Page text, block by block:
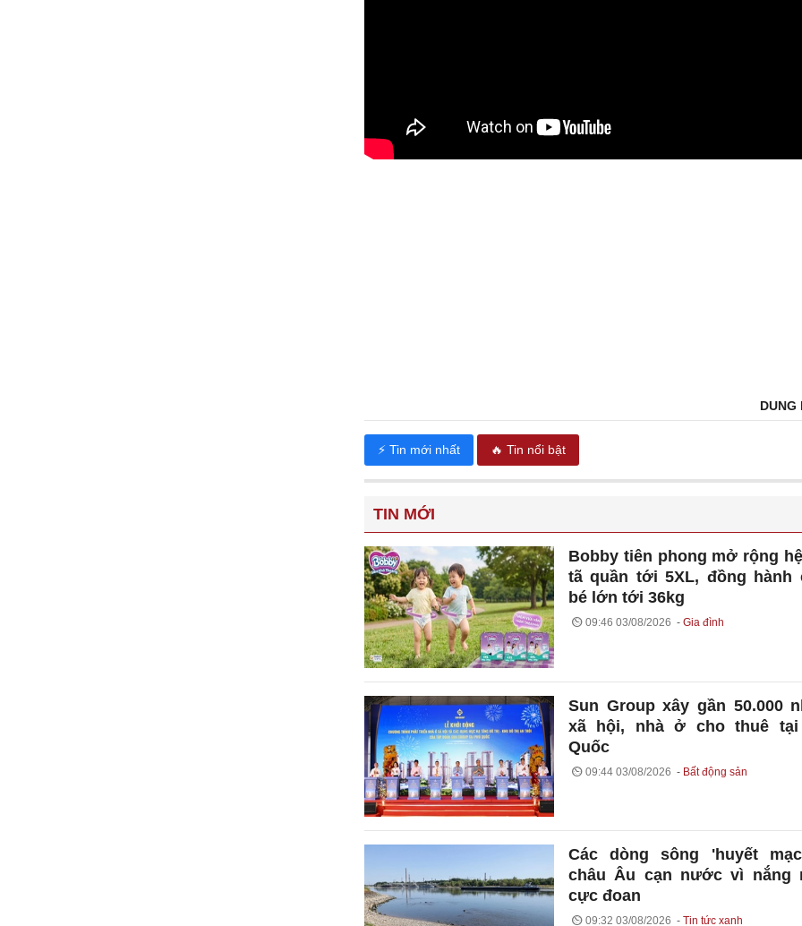
DUNG
⚡ Tin mới nhất 🔥 Tin nổi bật
TIN MỚI
Bobby tiên phong mở rộng
tã quần tới 5XL, đồng hành
bé lớn tới 36kg
09:46 03/08/2026 Gia đình
Sun Group xây gần 50.000
xã hội, nhà ở cho thuê tại
Quốc
09:44 03/08/2026 Bất động sản
Các dòng sông 'huyết
châu Âu cạn nước vì nắng
cực đoan
09:32 03/08/2026 Tin tức xanh